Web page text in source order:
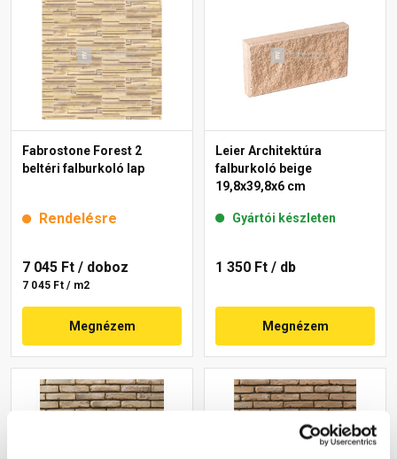
Fabrostone Forest 2
beltéri falburkoló lap
Rendelésre
7 045 Ft / doboz
7 045 Ft / m2
Megnézem
Leier Architektúra
falburkoló beige
19,8x39,8x6 cm
Gyártói készleten
1 350 Ft / db
Megnézem